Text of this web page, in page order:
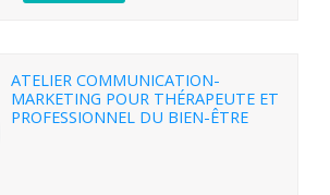
ATELIER COMMUNICATION-
MARKETING POUR THÉRAPEUTE ET
PROFESSIONNEL DU BIEN-ÊTRE